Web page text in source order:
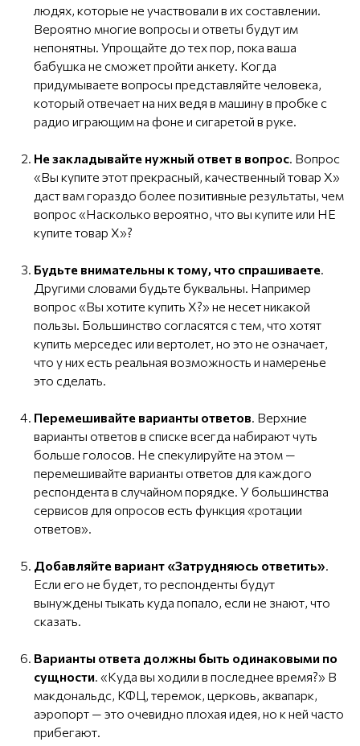
людях, которые не участвовали в их составлении.
Вероятно многие вопросы и ответы будут им
непонятны. Упрощайте до тех пор, пока ваша
бабушка не сможет пройти анкету. Когда
придумываете вопросы представляйте человека,
который отвечает на них ведя в машину в пробке с
радио играющим на фоне и сигаретой в руке.
Не закладывайте нужный ответ в вопрос. Вопрос
«Вы купите этот прекрасный, качественный товар Х»
даст вам гораздо более позитивные результаты, чем
вопрос «Насколько вероятно, что вы купите или НЕ
купите товар Х»?
Будьте внимательны к тому, что спрашиваете.
Другими словами будьте буквальны. Например
вопрос «Вы хотите купить Х?» не несет никакой
пользы. Большинство согласятся с тем, что хотят
купить мерседес или вертолет, но это не означает,
что у них есть реальная возможность и намеренье
это сделать.
Перемешивайте варианты ответов. Верхние
варианты ответов в списке всегда набирают чуть
больше голосов. Не спекулируйте на этом —
перемешивайте варианты ответов для каждого
респондента в случайном порядке. У большинства
сервисов для опросов есть функция «ротации
ответов».
Добавляйте вариант «Затрудняюсь ответить».
Если его не будет, то респонденты будут
вынуждены тыкать куда попало, если не знают, что
сказать.
Варианты ответа должны быть одинаковыми по
сущности. «Куда вы ходили в последнее время?» В
макдональдс, КФЦ, теремок, церковь, аквапарк,
аэропорт — это очевидно плохая идея, но к ней часто
прибегают.